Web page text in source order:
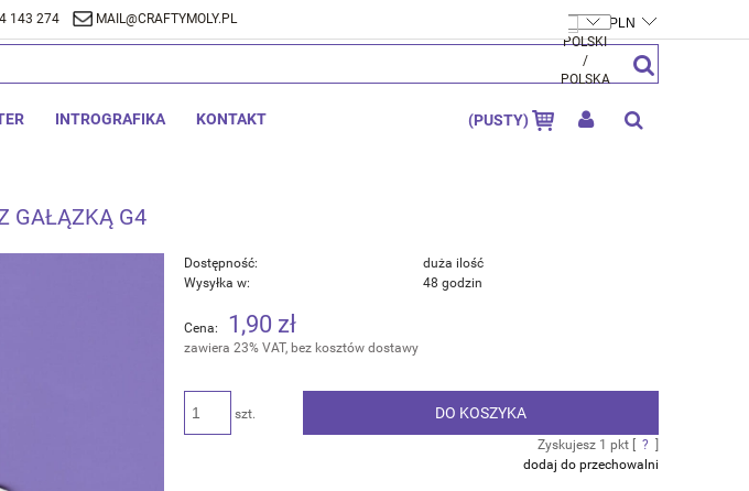
514 143 274 MAIL@CRAFTYMOLY.PL ZALOGUJ SIĘ
(PUSTY)
INTROGRAFIKA KONTAKT
143 274 MAIL@CRAFTYMOLY.PL
GAŁĄZKĄ G4
Dostępność:
duża ilość
Wysyłka w:
48 godzin
Cena: 1,90 zł
zawiera 23% VAT, bez kosztów dostawy
szt. DO KOSZYKA
Zyskujesz 1 pkt [ ?
dodaj do przechowalni